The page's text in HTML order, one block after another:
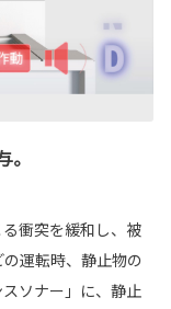
衝突を緩和し、被
運転時、静止物の
ソナー」に、静止